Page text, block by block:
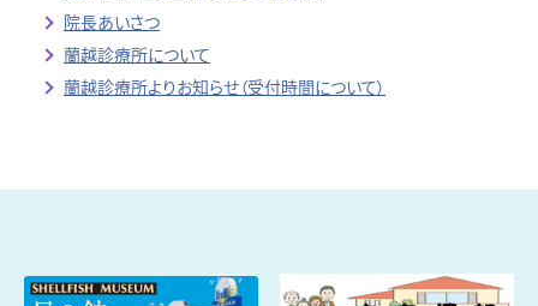
院長あいさつ
蘭越診療所について
蘭越診療所よりお知らせ（受付時間について）